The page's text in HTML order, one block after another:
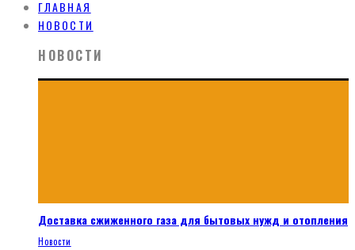
ГЛАВНАЯ
НОВОСТИ
НОВОСТИ
Доставка сжиженного газа для бытовых нужд и отопления
Новости